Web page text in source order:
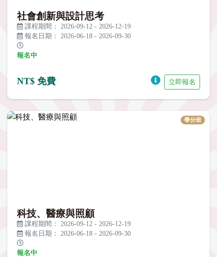
社會創新與設計思考
課程期間： 2026-09-12 - 2026-12-19
報名日期： 2026-06-18 - 2026-09-30
報名中
NT$ 免費 立即報名
學分班
科技、醫療與照顧
課程期間： 2026-09-12 - 2026-12-19
報名日期： 2026-06-18 - 2026-09-30
報名中